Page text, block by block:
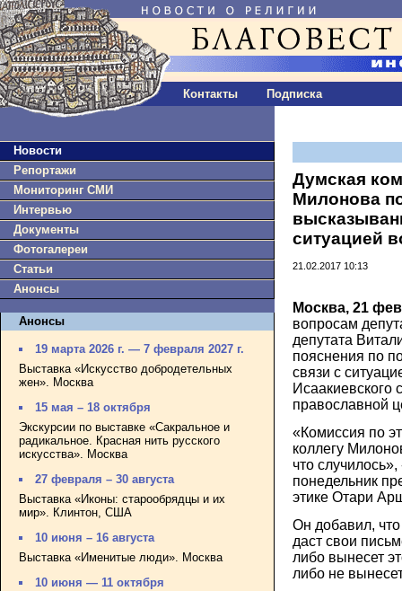
Контакты Подписка
Новости
Репортажи
Мониторинг СМИ
Интервью
Документы
Фотогалереи
Статьи
Анонсы
Анонсы
19 марта 2026 г. — 7 февраля 2027 г.
Выставка «Искусство добродетельных
жен». Москва
15 мая – 18 октября
Экскурсии по выставке «Сакральное и
радикальное. Красная нить русского
искусства». Москва
27 февраля – 30 августа
Выставка «Иконы: старообрядцы и их
мир». Клинтон, США
10 июня – 16 августа
Выставка «Именитые люди». Москва
10 июня — 11 октября
Думская
Милонова
ситуацией
21.02.2017 10:13
Москва, 21
вопросам
депутата
пояснения по
связи с
Исаакиевского
православной
«Комиссия по
коллегу
что
понедельник
этике Отари
Он добавил,
даст свои
либо вынесет
либо не